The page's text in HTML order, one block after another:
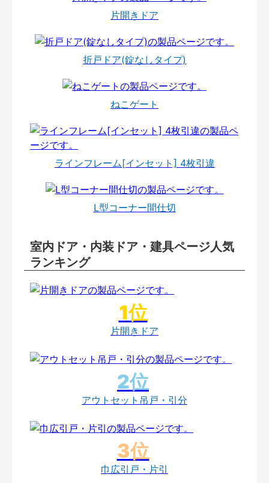
片開きドア
折戸ドア(錠なしタイプ)
ねこゲート
ラインフレーム[インセット] 4枚引違
L型コーナー間仕切
室内ドア・内装ドア・建具ページ人気
ランキング
片開きドア
アウトセット吊戸・引分
巾広引戸・片引